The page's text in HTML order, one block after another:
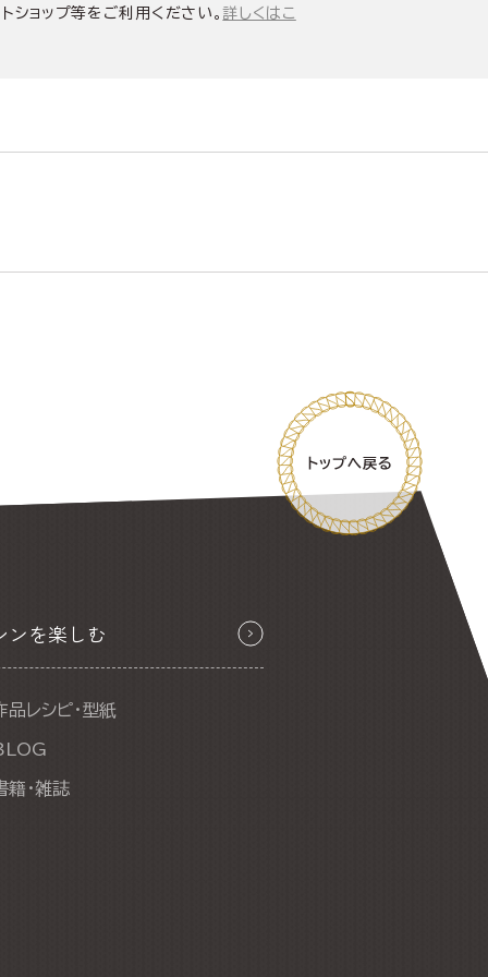
ショップ等をご利用ください。詳しくはこ
ンを楽しむ
品レシピ・型紙
籍・雑誌